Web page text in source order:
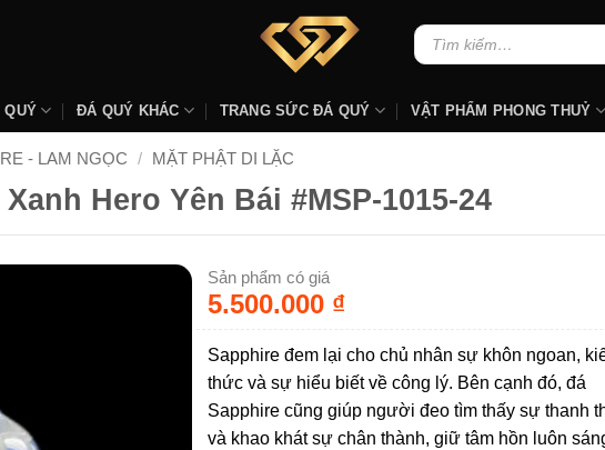
Tìm
kiếm:
ĐÁ QUÝ KHÁC TRANG SỨC ĐÁ QUÝ VẬT PHẨM PHONG THUỶ
- LAM NGỌC / MẶT PHẬT DI LẶC
Hero Yên Bái #MSP-1015-24
Sản phẩm có giá
5.500.000 ₫
Sapphire đem lại cho chủ nhân sự khôn ngoan,
thức và sự hiểu biết về công lý. Bên cạnh đó, đá
Sapphire cũng giúp người đeo tìm thấy sự thanh
và khao khát sự chân thành, giữ tâm hồn luôn